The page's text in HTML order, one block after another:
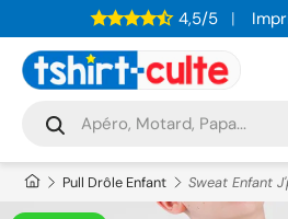
ALLER AU CONTENU
4,5/5
Recherche
Rechercher
Pull Drôle Enfant Sweat Enfant